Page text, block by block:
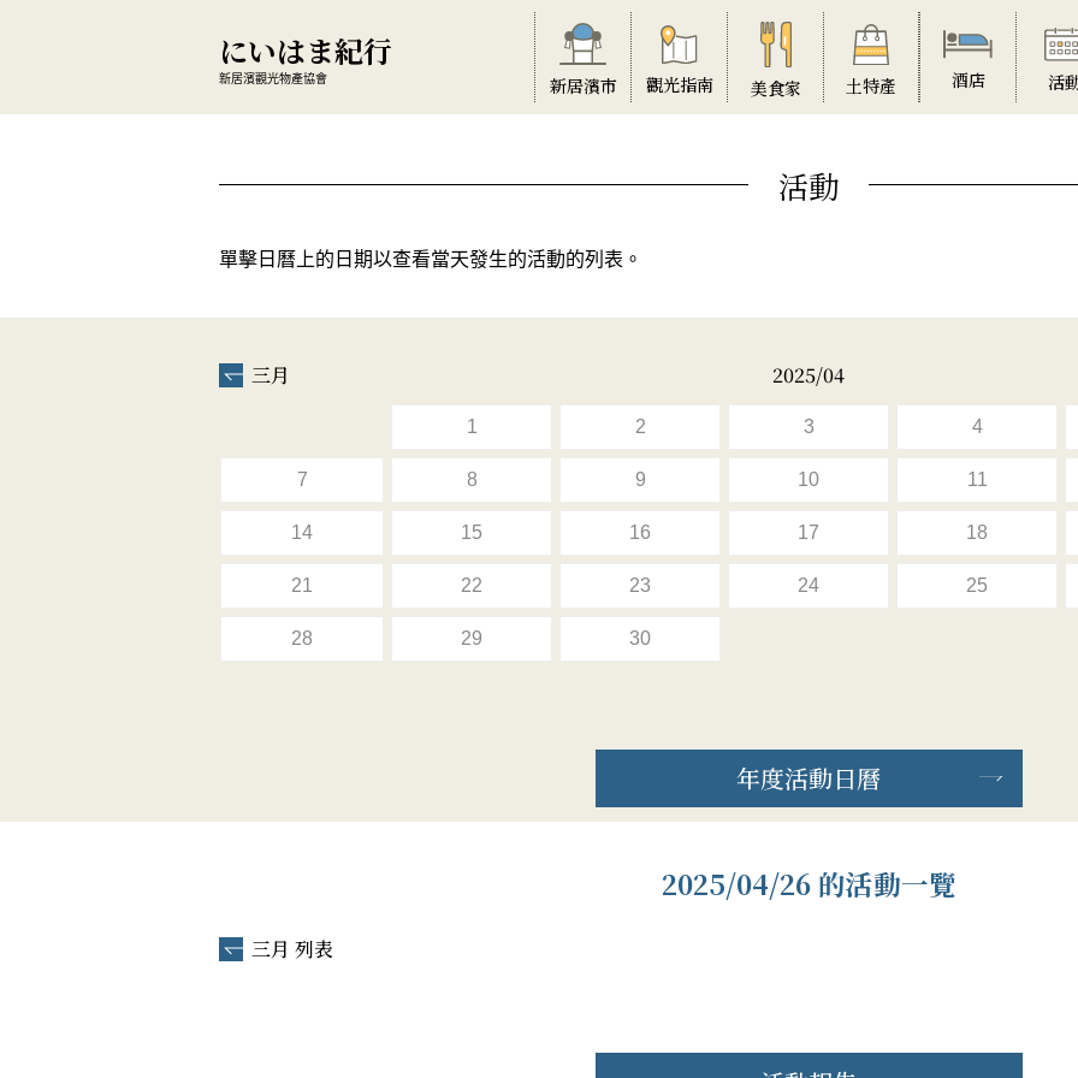
にいはま紀行
新居濱觀光物產協會 新居濱市 觀光指南 美食家 土特產 酒店 活
活動
單擊日曆上的日期以查看當天發生的活動的列表。
三月 2025/04
1 2 3 4
7 8 9 10 11
14 15 16 17 18
21 22 23 24 25
28 29 30
年度活動日曆
2025/04/26 的活動一覽
三月 列表